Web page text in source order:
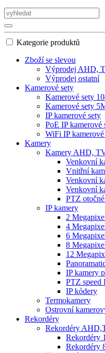
Kategorie produktů
Zboží se slevou
Výprodej AHD,
Výprodej ostatní
Kamerové sety
Kamerové sety
Kamerové sety
IP kamerové sety
PoE IP kamerové
WiFi IP kamerové
Kamery
Kamery AHD,
Venkovní
Vnitřní
Venkovní
Venkovní
PTZ
IP kamery
2
4
6
8
12
IP kamery
PTZ speed
IP kódery
Termokamery
Ostrovní
Rekordéry
Rekordéry
Rekordéry
Rekordéry